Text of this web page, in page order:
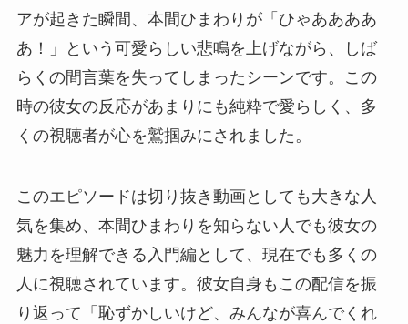
アが起きた瞬間、本間ひまわりが「ひゃああああ
あ！」という可愛らしい悲鳴を上げながら、しば
らくの間言葉を失ってしまったシーンです。この
時の彼女の反応があまりにも純粋で愛らしく、多
くの視聴者が心を鷲掴みにされました。
このエピソードは切り抜き動画としても大きな人
気を集め、本間ひまわりを知らない人でも彼女の
魅力を理解できる入門編として、現在でも多くの
人に視聴されています。彼女自身もこの配信を振
り返って「恥ずかしいけど、みんなが喜んでくれ